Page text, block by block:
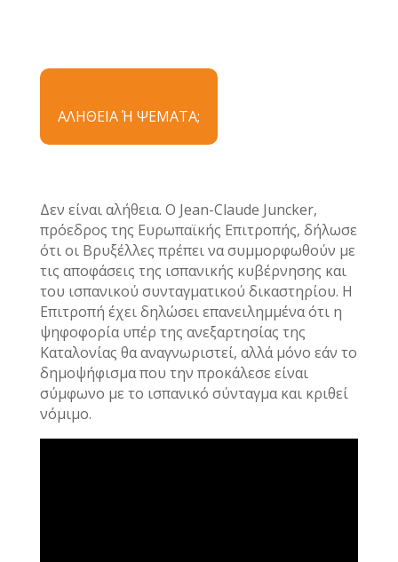
ΑΛΗΘΕΙΑ Ή ΨΕΜΑΤΑ;
Δεν είναι αλήθεια. Ο Jean-Claude Juncker,
πρόεδρος της Ευρωπαϊκής Επιτροπής, δήλωσε
ότι οι Βρυξέλλες πρέπει να συμμορφωθούν με
τις αποφάσεις της ισπανικής κυβέρνησης και
του ισπανικού συνταγματικού δικαστηρίου. Η
Επιτροπή έχει δηλώσει επανειλημμένα ότι η
ψηφοφορία υπέρ της ανεξαρτησίας της
Καταλονίας θα αναγνωριστεί, αλλά μόνο εάν το
δημοψήφισμα που την προκάλεσε είναι
σύμφωνο με το ισπανικό σύνταγμα και κριθεί
νόμιμο.